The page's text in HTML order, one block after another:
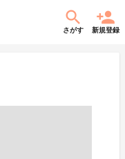
さがす 新規登録